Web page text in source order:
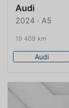
Audi
2024 · A5
19 409 km
Audi